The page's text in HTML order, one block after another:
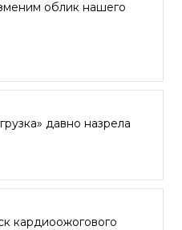
облик нашего
давно назрела
кардиоожогового